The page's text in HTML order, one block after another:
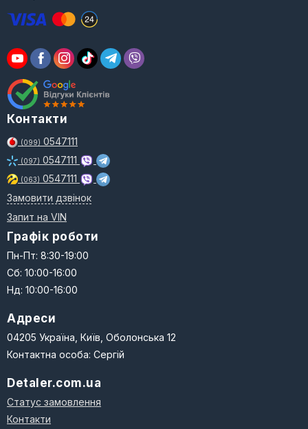
Контакти
(099) 0547111
(097) 0547111
(063) 0547111
Замовити дзвінок
Запит на VIN
Графік роботи
Пн-Пт: 8:30-19:00
Сб: 10:00-16:00
Нд: 10:00-16:00
Адреси
04205 Україна, Київ, Оболонська 12
Контактна особа: Сергій
Detaler.com.ua
Статус замовлення
Контакти